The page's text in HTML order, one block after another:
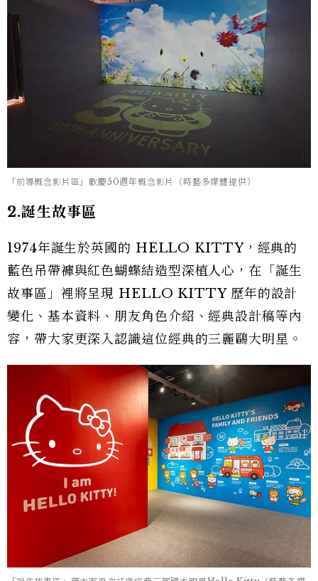
「前導概念影片區」歡慶50週年概念影片（時藝多媒體提供）
2.誕生故事區
1974年誕生於英國的 HELLO KITTY，經典的
藍色吊帶褲與紅色蝴蝶結造型深植人心，在「誕生
故事區」裡將呈現 HELLO KITTY 歷年的設計
變化、基本資料、朋友角色介紹、經典設計稿等內
容，帶大家更深入認識這位經典的三麗鷗大明星。